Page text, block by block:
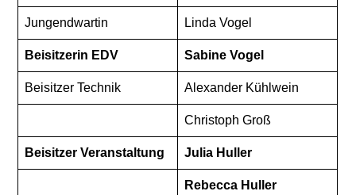
Jungendwartin Linda Vogel
Beisitzerin EDV Sabine Vogel
Beisitzer Technik Alexander Kühlwein
Christoph Groß
Beisitzer Veranstaltung Julia Huller
Rebecca Huller